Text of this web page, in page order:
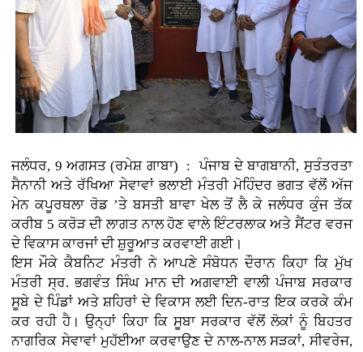
ਜਲੰਧਰ, 9 ਅਗਸਤ (ਰਮੇਸ਼ ਗਾਬਾ) : ਪੰਜਾਬ ਦੇ ਬਾਗਬਾਨੀ, ਸੁਤੰਤਰਤਾ
ਸੈਨਾਨੀ ਅਤੇ ਰੱਖਿਆ ਸੇਵਾਵਾਂ ਭਲਾਈ ਮੰਤਰੀ ਮੋਹਿੰਦਰ ਭਗਤ ਵੱਲੋਂ ਅੱਜ
ਮੇਨ ਕਪੂਰਥਲਾ ਰੋਡ ’ਤੇ ਬਸਤੀ ਬਾਵਾ ਖੇਲ ਤੋਂ ਲੈ ਕੇ ਜਲੰਧਰ ਕੁੰਜ ਤੱਕ
ਕਰੀਬ 5 ਕਰੋੜ ਦੀ ਲਾਗਤ ਨਾਲ ਹੋਣ ਵਾਲੇ ਇੰਟਰਲਾਕ ਅਤੇ ਸੈਂਟਰ ਵਰਜ
ਦੇ ਵਿਕਾਸ ਕਾਰਜਾਂ ਦੀ ਸ਼ੁਰੂਆਤ ਕਰਵਾਈ ਗਈ।
ਇਸ ਮੌਕੇ ਕੈਬਨਿਟ ਮੰਤਰੀ ਨੇ ਆਪਣੇ ਸੰਬੋਧਨ ਦੌਰਾਨ ਕਿਹਾ ਕਿ ਮੁੱਖ
ਮੰਤਰੀ ਸ੍ਰ. ਭਗਵੰਤ ਸਿੰਘ ਮਾਨ ਦੀ ਅਗਵਾਈ ਵਾਲੀ ਪੰਜਾਬ ਸਰਕਾਰ
ਸੂਬੇ ਦੇ ਪਿੰਡਾਂ ਅਤੇ ਸ਼ਹਿਰਾਂ ਦੇ ਵਿਕਾਸ ਲਈ ਦਿਨ-ਰਾਤ ਇਕ ਕਰਕੇ ਕੰਮ
ਕਰ ਰਹੀ ਹੈ। ਉਨ੍ਹਾਂ ਕਿਹਾ ਕਿ ਸੂਬਾ ਸਰਕਾਰ ਵੱਲੋਂ ਲੋਕਾਂ ਨੂੰ ਬਿਹਤਰ
ਨਾਗਰਿਕ ਸੇਵਾਵਾਂ ਮੁਹੱਈਆ ਕਰਵਾਉਣ ਦੇ ਨਾਲ-ਨਾਲ ਸੜਕਾਂ, ਸੀਵਰੇਜ,